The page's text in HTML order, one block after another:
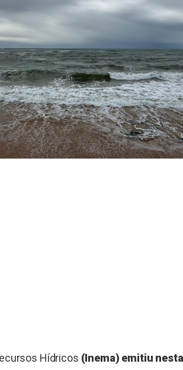
Hídricos (Inema) emitiu